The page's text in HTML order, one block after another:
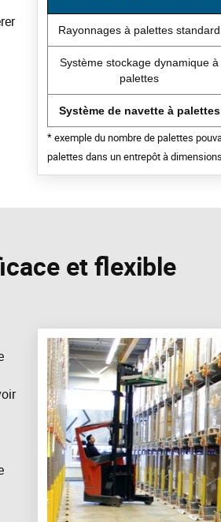
Rayonnages à palettes standard
Système stockage dynamique à
palettes
Système de navette à palettes
* exemple du nombre de palettes
palettes dans un entrepôt à
et flexible